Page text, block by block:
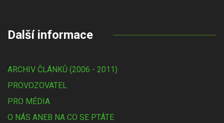
Další informace
ARCHIV ČLÁNKŮ (2006 - 2011)
PROVOZOVATEL
PRO MÉDIA
O NÁS ANEB NA CO SE PTÁTE